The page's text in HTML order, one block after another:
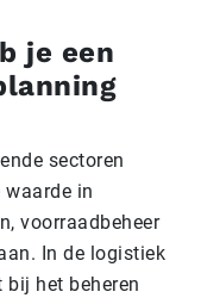
je een
sectoren
in
voorraadbeheer
In de logistiek
bij het beheren